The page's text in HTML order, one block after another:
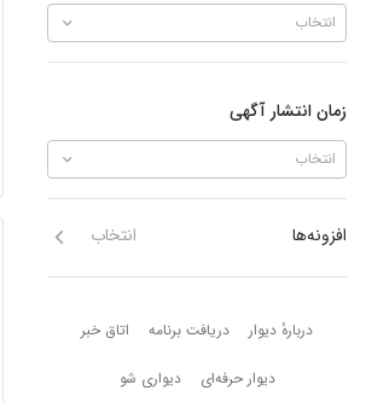
انتخاب
زمان انتشار آگهی
انتخاب
افزونه‌ها انتخاب
دربارهٔ دیوار دربارهٔ دیوار دریافت برنامه اتاق خبر
دیوار حرفه‌ای دیواری شو